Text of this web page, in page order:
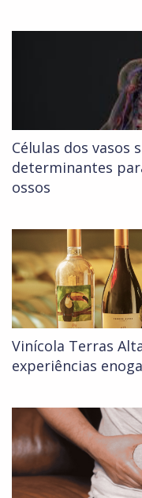
Células dos vasos
determinantes
ossos
Vinícola Terras
experiências